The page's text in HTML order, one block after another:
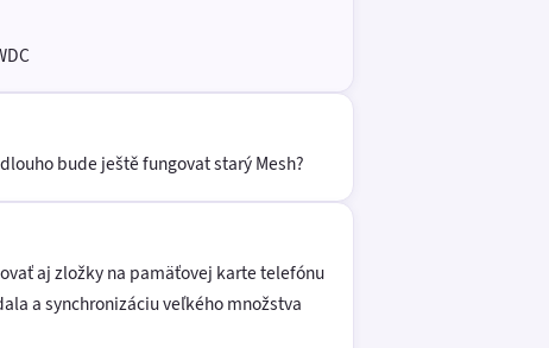
bude ještě fungovat starý Mesh?
aj zložky na pamäťovej karte telefónu
a synchronizáciu veľkého množstva